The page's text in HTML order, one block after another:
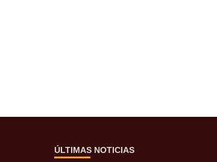
ÚLTIMAS NOTICIAS